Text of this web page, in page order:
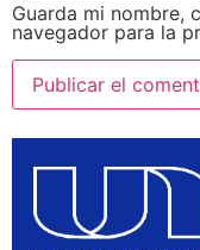
Guarda mi nombre,
navegador para la